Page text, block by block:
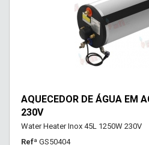
AQUECEDOR DE ÁGUA EM
230V
Water Heater Inox 45L 1250W 230V
Refª GS50404